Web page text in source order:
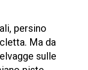
persino
Ma da
sulle